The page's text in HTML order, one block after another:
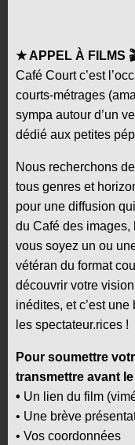
★ APPEL À FILMS
Café Court c’est
courts-métrages
sympa autour d’un
dédié aux petites
Nous recherchons
tous genres et
pour une diffusion
du Café des images,
vous soyez un ou
vétéran du format
découvrir votre
inédites, et c’est
les spectateur.rices !
Pour soumettre
transmettre avant
• Un lien du film
• Une brève
• Vos coordonnées